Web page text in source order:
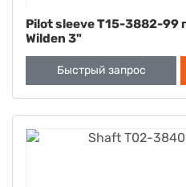
Pilot sleeve T15-3882-99
Wilden 3"
Быстрый запрос